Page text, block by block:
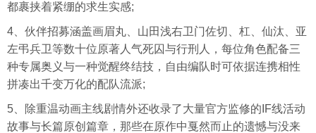
都裹挟着紧绷的求生实感;
4、伙伴招募涵盖画眉丸、山田浅右卫门佐切、杠、仙汰、亚
左弔兵卫等数十位原著人气死囚与行刑人，每位角色配备三
种专属奥义与一种觉醒终结技，自由编队时可依据连携相性
拼凑出千变万化的配队流派;
5、除重温动画主线剧情外还收录了大量官方监修的IF线活动
故事与长篇原创篇章，那些在原作中戛然而止的遗憾与没来